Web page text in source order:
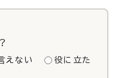
えない
役に立た